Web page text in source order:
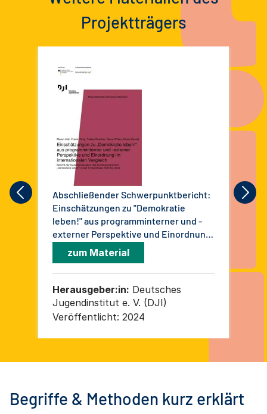
Projektträgers
Abschließender Schwerpunktbericht:
Einschätzungen zu "Demokratie
leben!" aus programminterner und -
externer Perspektive und Einordnung
im internationalen Vergleich. Bericht
Bundesprogramms "Demokratie
leben!" in der Förderphase 2020 bis
2024
zum Material
Herausgeber:in: Deutsches
Jugendinstitut e. V. (DJI)
Veröffentlicht: 2024
Begriffe & Methoden kurz erklärt